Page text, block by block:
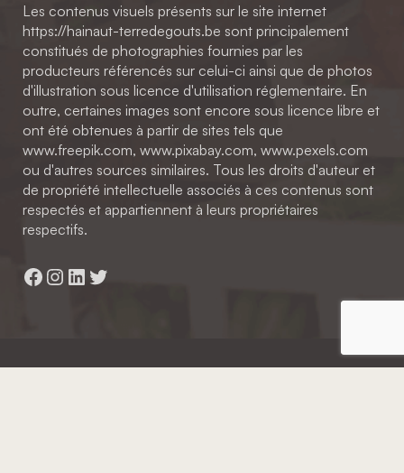
Les contenus visuels présents sur le site internet
https://hainaut-terredegouts.be sont principalement
constitués de photographies fournies par les
producteurs référencés sur celui-ci ainsi que de photos
d'illustration sous licence d'utilisation réglementaire. En
outre, certaines images sont encore sous licence libre et
ont été obtenues à partir de sites tels que
www.freepik.com, www.pixabay.com, www.pexels.com
ou d'autres sources similaires. Tous les droits d'auteur et
de propriété intellectuelle associés à ces contenus sont
respectés et appartiennent à leurs propriétaires
respectifs.
Facebook
Instagram
LinkedIn
Twitter